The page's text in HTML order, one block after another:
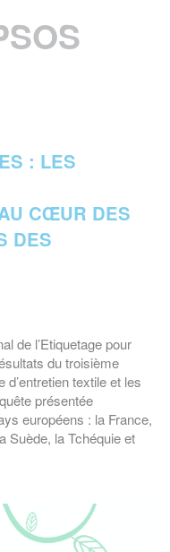
: LES
CŒUR DES
DES
de l’Etiquetage pour
du troisième
d’entretien textile et les
présentée
européens : la France,
Suède, la Tchéquie et